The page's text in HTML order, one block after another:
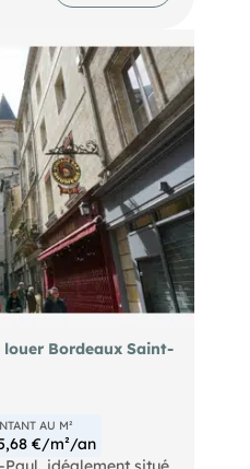
HT inclus : 88
d’agence : 79 200
acquéreur : 8 800 €
€ TTC
louer Bordeaux Saint-
AU M²
€/m²/an